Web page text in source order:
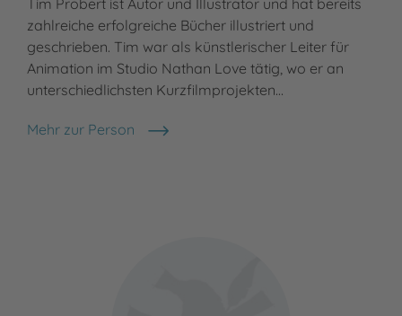
zahlreiche erfolgreiche Bücher illustriert und
geschrieben. Tim war als künstlerischer Leiter für
Animation im Studio Nathan Love tätig, wo er an
unterschiedlichsten Kurzfilmprojekten…
Mehr zur Person
Tim Probert